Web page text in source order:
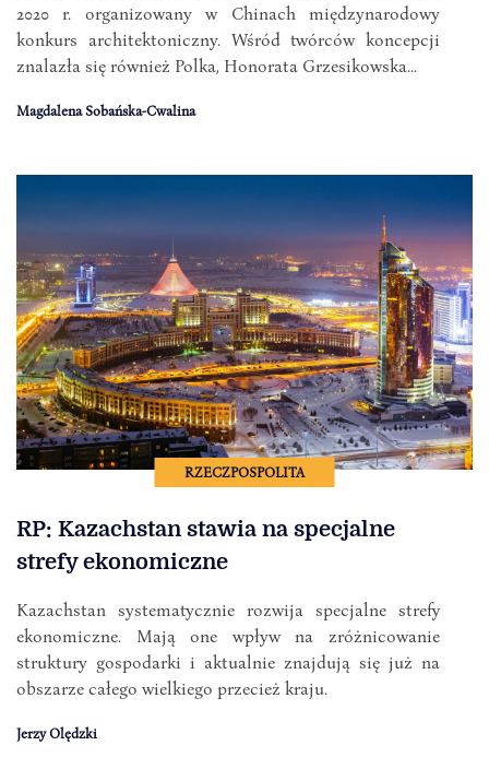
2020 r. organizowany w Chinach międzynarodowy
konkurs architektoniczny. Wśród twórców koncepcji
znalazła się również Polka, Honorata Grzesikowska...
Magdalena Sobańska-Cwalina
RZECZPOSPOLITA
RP: Kazachstan stawia na specjalne
strefy ekonomiczne
Kazachstan systematycznie rozwija specjalne strefy
ekonomiczne. Mają one wpływ na zróżnicowanie
struktury gospodarki i aktualnie znajdują się już na
obszarze całego wielkiego przecież kraju.
Jerzy Olędzki